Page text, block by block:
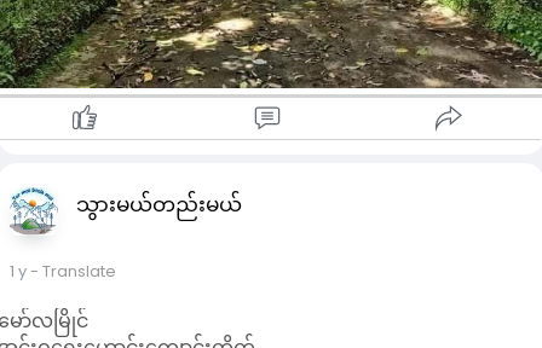
သွားမယ်တည်းမယ်
1 y- Translate
ော်လမြိုင်